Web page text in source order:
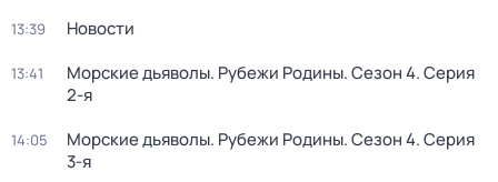
13:39 Новости
13:41 Морские дьяволы. Рубежи Родины. Сезон 4. Серия
2-я
14:05 Морские дьяволы. Рубежи Родины. Сезон 4. Серия
3-я